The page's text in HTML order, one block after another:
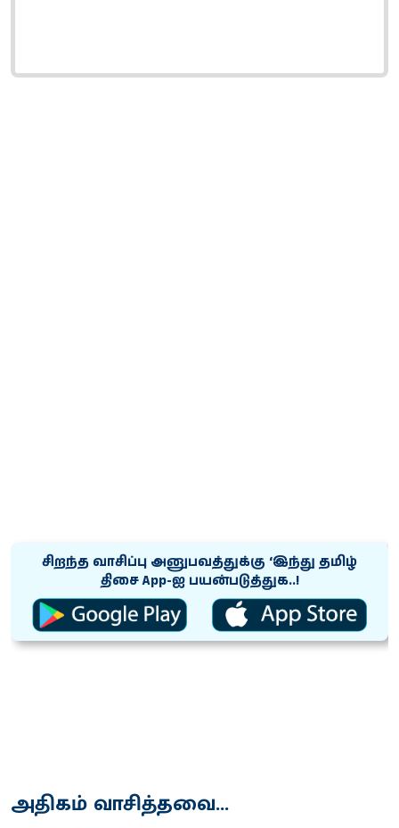
சிறந்த வாசிப்பு அனுபவத்துக்கு ‘இந்து தமிழ்
திசை App-ஐ பயன்படுத்துக..!
அதிகம் வாசித்தவை...